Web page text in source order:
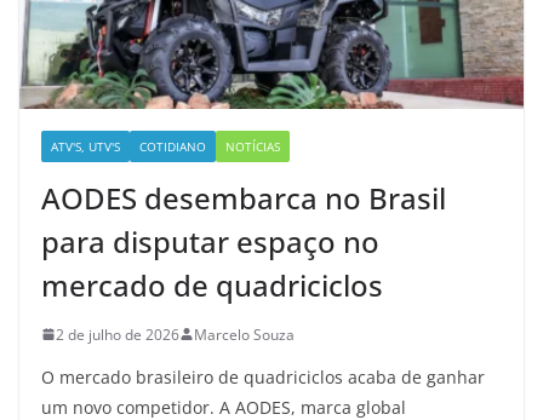
ATV'S, UTV'S COTIDIANO NOTÍCIAS
AODES desembarca no Brasil
para disputar espaço no
mercado de quadriciclos
2 de julho de 2026 Marcelo Souza
O mercado brasileiro de quadriciclos acaba de ganhar
um novo competidor. A AODES, marca global